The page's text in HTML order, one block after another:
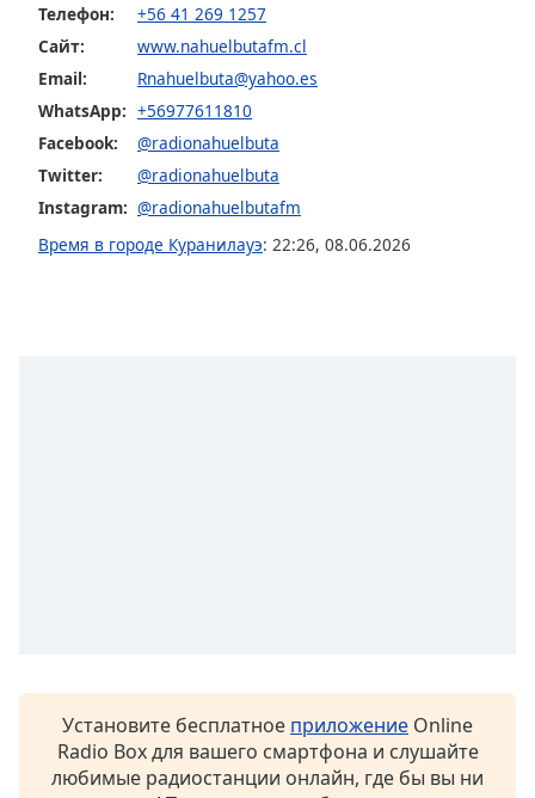
in-
Fullscreen
window.
Beginning
Background
Телефон:
+56 41 269 1257
Сайт:
www.nahuelbutafm.cl
Email:
Rnahuelbuta@yahoo.es
WhatsApp: +56977611810
Facebook:
@radionahuelbuta
Twitter:
@radionahuelbuta
Instagram: @radionahuelbutafm
Время в городе Куранилауэ: 22:26, 08.06.2026
Установите бесплатное приложение Online
Radio Box для вашего смартфона и слушайте
любимые радиостанции онлайн, где бы вы ни